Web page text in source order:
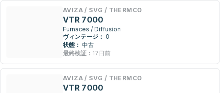
AVIZA / SVG / THERMCO
VTR 7000
Furnaces / Diffusion
ヴィンテージ： 0
状態： 中古
最終検証： 17日前
AVIZA / SVG / THERMCO
VTR 7000